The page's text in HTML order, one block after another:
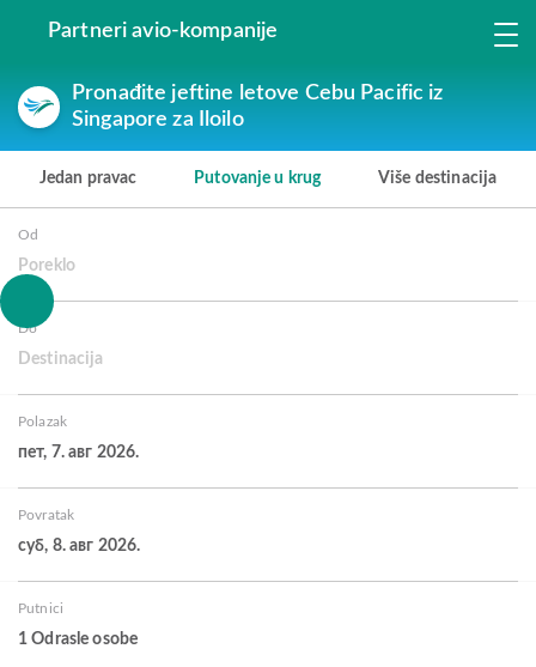
Partneri avio-kompanije
Pronađite jeftine letove Cebu Pacific iz
Singapore za Iloilo
Jedan pravac Putovanje u krug Više destinacija
Od
Poreklo
Do
Destinacija
Polazak
пет, 7. авг 2026.
Povratak
суб, 8. авг 2026.
Putnici
1 Odrasle osobe